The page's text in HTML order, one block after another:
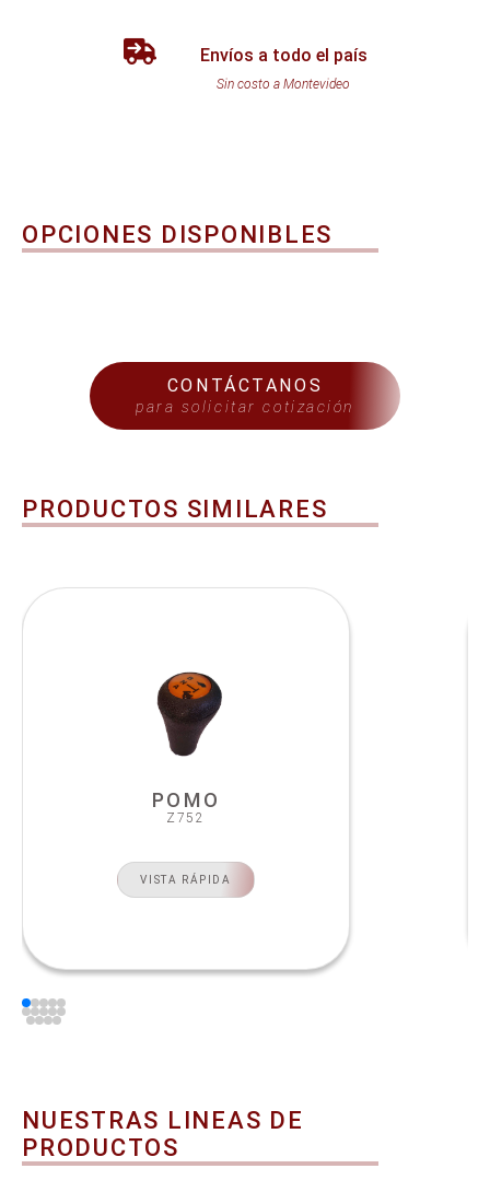
Envíos a todo el país
Sin costo a Montevideo
OPCIONES DISPONIBLES
CONTÁCTANOS
para solicitar cotización
PRODUCTOS SIMILARES
POMO
Z752
VISTA RÁPIDA
NUESTRAS LINEAS DE
PRODUCTOS